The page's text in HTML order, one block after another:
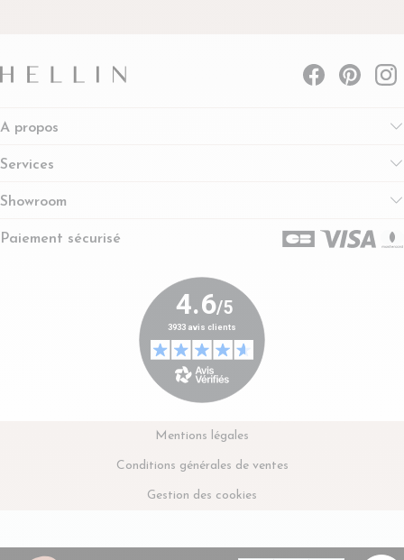
A propos
Services
Showroom
Paiement sécurisé
Mentions légales
Conditions générales de ventes
Gestion des cookies